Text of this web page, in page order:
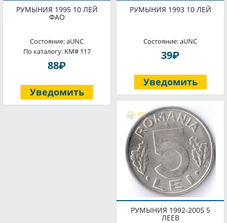
РУМЫНИЯ 1995 10 ЛЕЙ
ФАО
Состояние: aUNC
По каталогу: KM# 117
88P
Уведомить
РУМЫНИЯ 1993 10 ЛЕЙ
Состояние: aUNC
39P
Уведомить
РУМЫНИЯ 1992-2005 5
ЛЕЕВ